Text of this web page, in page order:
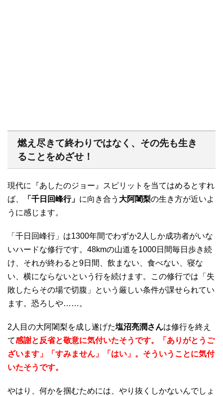
燃え尽きて終わりではなく、その先も生き
ることをめざせ！
現代に『あしたのジョー』スピリットを当てはめるとすれ
ば、
「千日回峰行」 に向き合う 大阿闍梨の生き方が近いよ
うに感じます。
「千日回峰行」は1300年間でわずか2人しか成功者がいな
いハードな修行です。48kmの山道を1000日間毎日歩き続
け、それが終わると9日間、飲まない、食べない、寝な
い、横にならないという行を続けます。この修行では「失
敗したらその場で切腹」という厳しい条件が課せられてい
ます。恐ろしや……。
2人目の大阿闍梨を成し遂げた塩沼亮潤さんは修行を終え
て感謝と反省と敬意に気付いたそうです。「ありがとうご
ざいます」「すみません」「はい」。そういうことに気付
いたそうです。
やはり、何かを掴むためには、やり抜くしかないんでしょ